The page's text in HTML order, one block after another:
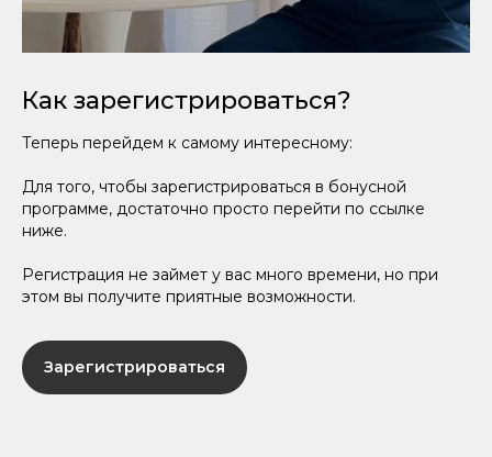
Как зарегистрироваться?
Теперь перейдем к самому интересному:
Для того, чтобы зарегистрироваться в бонусной
программе, достаточно просто перейти по ссылке
ниже.
Регистрация не займет у вас много времени, но при
этом вы получите приятные возможности.
Зарегистрироваться